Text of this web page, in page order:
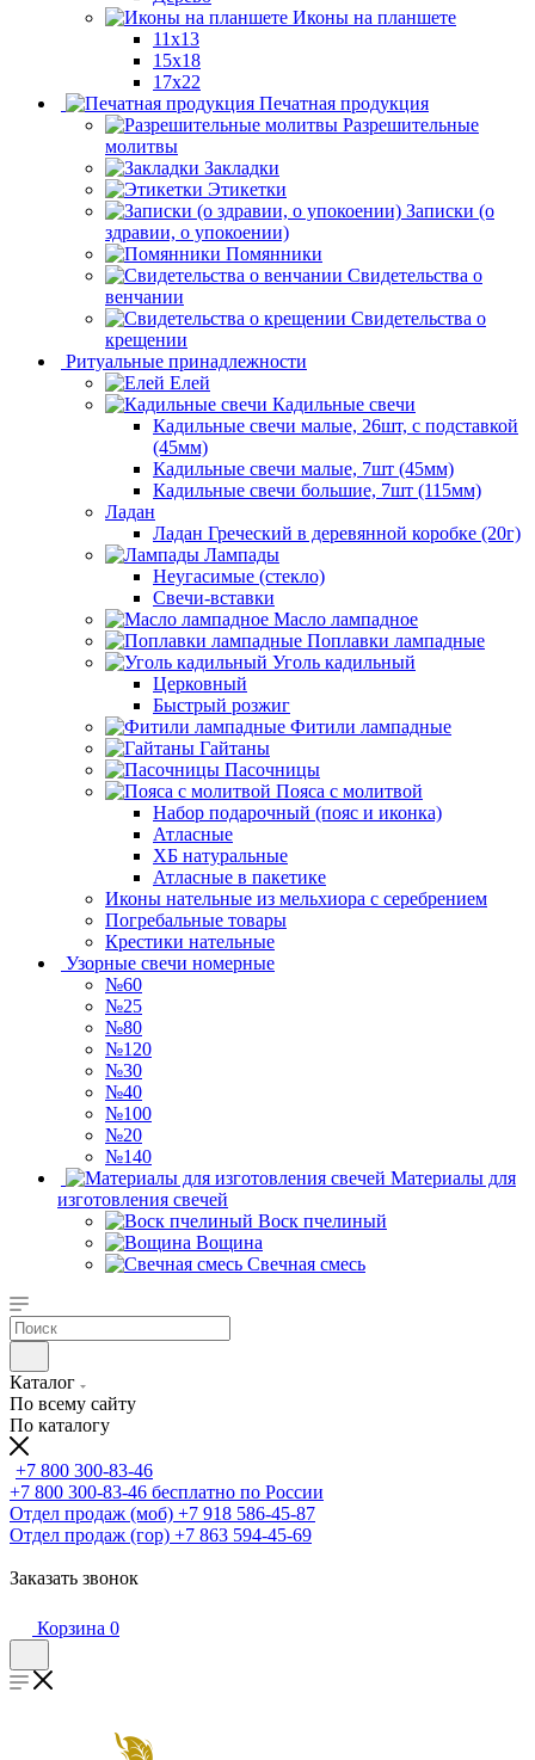
Иконы на планшете
11х13
15х18
17х22
Печатная продукция
Разрешительные
молитвы
Закладки
Этикетки
Записки (о
здравии, о упокоении)
Помянники
Свидетельства о
венчании
Свидетельства о
крещении
Ритуальные принадлежности
Елей
Кадильные свечи
Кадильные свечи малые, 26шт, с подставкой
(45мм)
Кадильные свечи малые, 7шт (45мм)
Кадильные свечи большие, 7шт (115мм)
Ладан
Ладан Греческий в деревянной коробке (20г)
Лампады
Неугасимые (стекло)
Свечи-вставки
Масло лампадное
Поплавки лампадные
Уголь кадильный
Церковный
Быстрый розжиг
Фитили лампадные
Гайтаны
Пасочницы
Пояса с молитвой
Набор подарочный (пояс и иконка)
Атласные
ХБ натуральные
Атласные в пакетике
Иконы нательные из мельхиора с серебрением
Погребальные товары
Крестики нательные
Узорные свечи номерные
№60
№25
№80
№120
№30
№40
№100
№20
№140
Материалы для
изготовления свечей
Воск пчелиный
Вощина
Свечная смесь
Каталог
По всему сайту
По каталогу
+7 800 300-83-46
+7 800 300-83-46 бесплатно по России
Отдел продаж (моб) +7 918 586-45-87
Отдел продаж (гор) +7 863 594-45-69
Заказать звонок
Корзина 0